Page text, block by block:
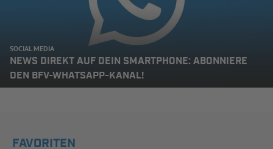
SOCIAL MEDIA
NEWS DIREKT AUF DEIN SMARTPHONE: ABONNIERE
DEN BFV-WHATSAPP-KANAL!
FAVORITEN